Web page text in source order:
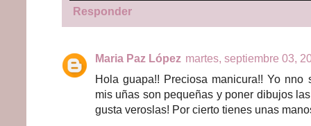
Responder
Maria Paz López martes, septiembre 03,
Hola guapa!! Preciosa manicura!! Yo
mis uñas son pequeñas y poner dibujos
gusta veroslas! Por cierto tienes unas